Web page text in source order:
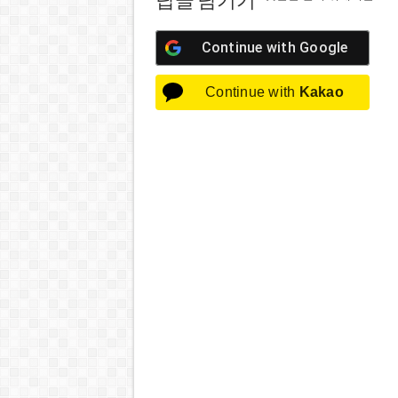
Continue with Google
Continue with Kakao